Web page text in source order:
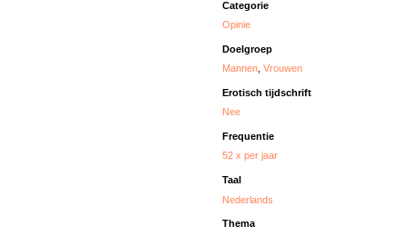
Categorie
Opinie
Doelgroep
Mannen ,Vrouwen
Erotisch tijdschrift
Nee
Frequentie
52 x per jaar
Taal
Nederlands
Thema